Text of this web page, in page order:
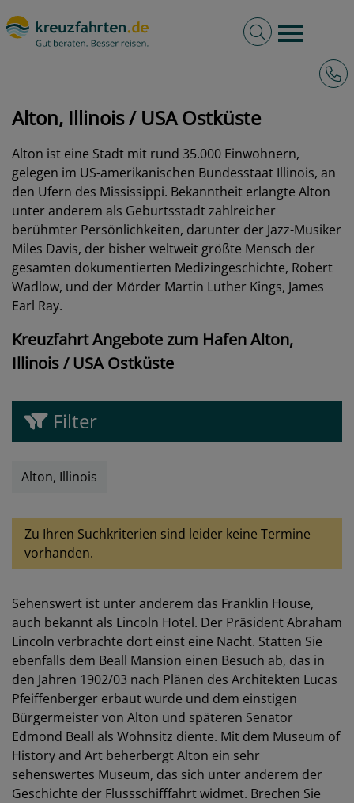
Burger
Volltextsuche
Alton, Illinois / USA Ostküste
Alton ist eine Stadt mit rund 35.000 Einwohnern,
gelegen im US-amerikanischen Bundesstaat Illinois, an
den Ufern des Mississippi. Bekanntheit erlangte Alton
unter anderem als Geburtsstadt zahlreicher
berühmter Persönlichkeiten, darunter der Jazz-Musiker
Miles Davis, der bisher weltweit größte Mensch der
gesamten dokumentierten Medizingeschichte, Robert
Wadlow, und der Mörder Martin Luther Kings, James
Earl Ray.
Kreuzfahrt Angebote zum Hafen Alton,
Illinois / USA Ostküste
Filter
Alton, Illinois
Zu Ihren Suchkriterien sind leider keine Termine
vorhanden.
Sehenswert ist unter anderem das Franklin House,
auch bekannt als Lincoln Hotel. Der Präsident Abraham
Lincoln verbrachte dort einst eine Nacht. Statten Sie
ebenfalls dem Beall Mansion einen Besuch ab, das in
den Jahren 1902/03 nach Plänen des Architekten Lucas
Pfeiffenberger erbaut wurde und dem einstigen
Bürgermeister von Alton und späteren Senator
Edmond Beall als Wohnsitz diente. Mit dem Museum of
History and Art beherbergt Alton ein sehr
sehenswertes Museum, das sich unter anderem der
Geschichte der Flussschifffahrt widmet. Brechen Sie